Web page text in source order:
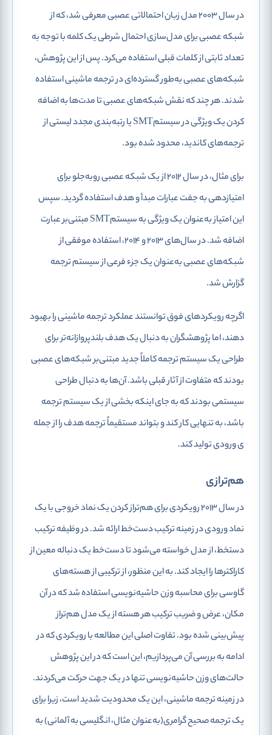
در سال 2003 مدل زبان احتمالاتی عصبی معرفی شد، که از
شبکه عصبی برای مدل‌سازی احتمال شرطی یک کلمه با توجه به
تعداد ثابتی از کلمات قبلی استفاده می‌کرد. پس از این پژوهش،
شبکه‌های عصبی به‌طور گسترده‌ای در ترجمه ماشینی استفاده
شدند. هر چند که نقش شبکه‌های عصبی تا مدت‌ها به اضافه
کردن یک ویژگی در سیستمSMT یا رتبه‌بندی مجدد لیستی از
ترجمه‌های کاندید، محدود شده ‌بود.
برای مثال، در سال 2012 از یک شبکه عصبی روبه‌جلو برای
امتیازدهی به جفت عبارات مبدأ و هدف استفاده گردید. سپس
این امتیاز به‌عنوان یک ویژگی به سیستمSMT مبتنی‌بر عبارت
اضافه شد. در سال‌های 2013 و 2014، استفاده موفقی از
شبکه‌های عصبی به‌عنوان یک جزء فرعی از سیستم ترجمه
گزارش شد.
اگرچه رویکردهای فوق توانستند عملکرد ترجمه ماشینی را بهبود
دهند، اما پژوهشگران به دنبال یک هدف بلندپروازانه‌تر برای
طراحی یک سیستم ترجمه کاملاً جدید مبتنی‌بر شبکه‌های عصبی
بودند که متفاوت از آثار قبلی باشد. آن‌ها به دنبال طراحی
سیستمی بودند که به جای اینکه بخشی از یک سیستم ترجمه
باشد، به تنهایی کار کند و بتواند مستقیماً ترجمه هدف را از جمله
ی ورودی تولید کند.
هم‌ترازی
در سال 2013 رویکردی برای هم‌تراز کردن یک نماد خروجی با یک
نماد ورودی در زمینه ترکیب دست‌خط ارائه شد. در وظیفه ترکیب
دستخط، از مدل خواسته می‌شود تا دست‌خط یک دنباله معین از
کاراکترها را ایجاد کند. به این منظور، از ترکیبی از هسته‌های
گاوسی برای محاسبه وزن حاشیه‌نویسی استفاده شد که در آن
مکان، عرض و ضریب ترکیب هر هسته از یک مدل هم‌تراز
پیش‌بینی شده‌ بود. تفاوت اصلی این مطالعه با رویکردی که در
ادامه به بررسی آن می‌پردازیم، این است که در این پژوهش
حالت‌های وزن حاشیه‌نویسی تنها در یک جهت حرکت می‌کردند.
در زمینه ترجمه ماشینی، این یک محدودیت شدید است، زیرا برای
یک ترجمه صحیح گرامری(به‌عنوان مثال، انگلیسی به آلمانی) به